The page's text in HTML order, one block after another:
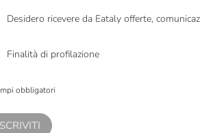
Desidero ricevere da Eataly offerte,
Finalità di profilazione
obbligatori